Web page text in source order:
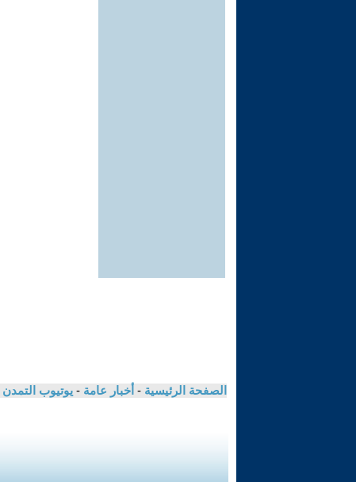
الصفحة الرئيسية - أخبار عامة - يوتيوب التمدن